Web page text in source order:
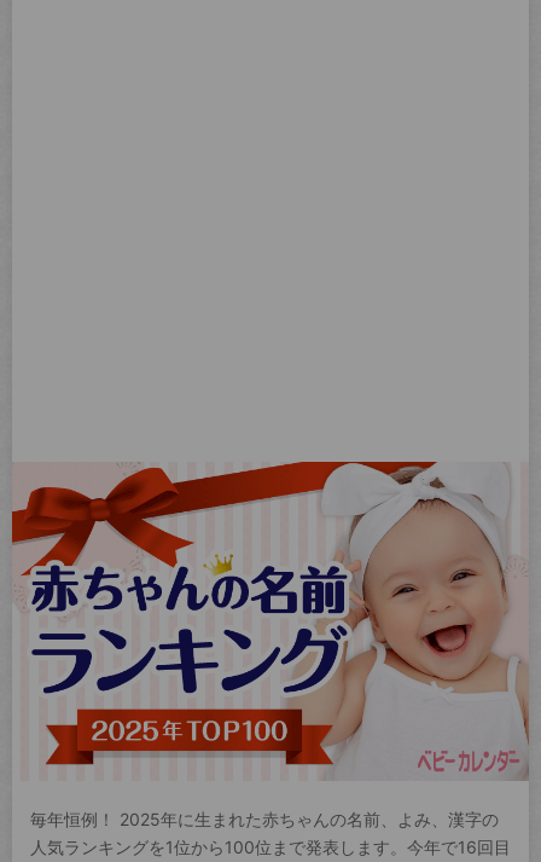
毎年恒例！ 2025年に生まれた赤ちゃんの名前、よみ、漢字の
人気ランキングを1位から100位まで発表します。今年で16回目